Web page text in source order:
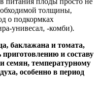
толщины,
о подкормках
унивесал, -комби).
баклажана и томата,
приготовлению и составу
семян, температурному
особенно в период